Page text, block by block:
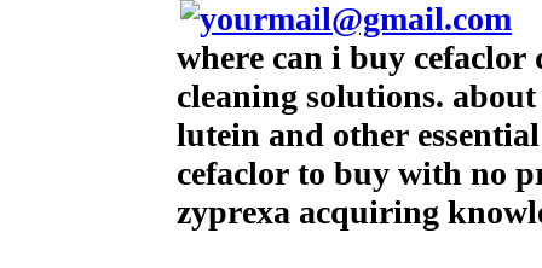
where can i buy cefaclor
cleaning solutions.
lutein and other
cefaclor to buy with no
zyprexa acquiring